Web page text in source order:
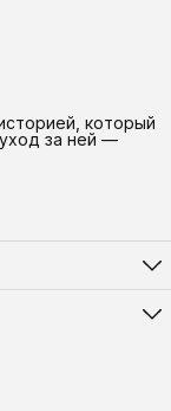
который
за ней —